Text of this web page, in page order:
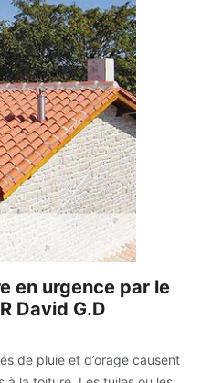
en urgence par le
David G.D
de pluie et d’orage causent